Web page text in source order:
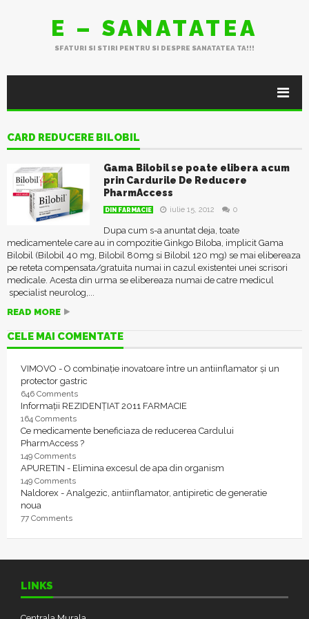
E – SANATATEA
SFATURI SI STIRI PENTRU SI DESPRE SANATATEA TA!!!
CARD REDUCERE BILOBIL
Gama Bilobil se poate elibera acum
prin Cardurile De Reducere
PharmAccess
DIN FARMACIE iulie 15, 2012 0
Dupa cum s-a anuntat deja, toate
medicamentele care au in compozitie Ginkgo Biloba, implicit Gama
Bilobil (Bilobil 40 mg, Bilobil 80mg si Bilobil 120 mg) se mai elibereaza
pe reteta compensata/gratuita numai in cazul existentei unei scrisori
medicale. Acesta din urma se elibereaza numai de catre medicul
specialist neurolog,...
READ MORE
CELE MAI COMENTATE
VIMOVO - O combinație inovatoare între un antiinflamator și un
protector gastric
646 Comments
Informații REZIDENȚIAT 2011 FARMACIE
164 Comments
Ce medicamente beneficiaza de reducerea Cardului
PharmAccess ?
149 Comments
APURETIN - Elimina excesul de apa din organism
149 Comments
Naldorex - Analgezic, antiinflamator, antipiretic de generatie
noua
77 Comments
LINKS